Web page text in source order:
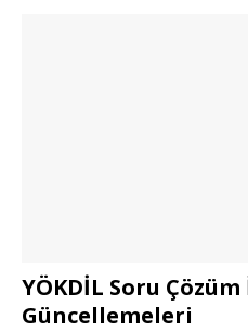
YÖKDİL Soru
Güncellemeleri